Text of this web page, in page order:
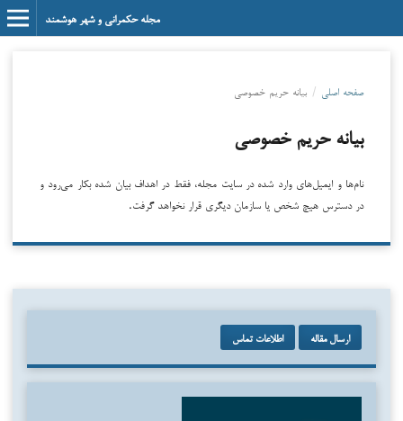
مجله حکمرانی و شهر هوشمند
صفحه اصلی / بیانه حریم خصوصی
بیانه حریم خصوصی
نام‌ها و ایمیل‌های وارد شده در سایت مجله، فقط در اهداف بیان شده بکار می‌رود و
در دسترس هیچ شخص یا سازمان دیگری قرار نخواهد گرفت.
ارسال مقاله اطلاعات تماس